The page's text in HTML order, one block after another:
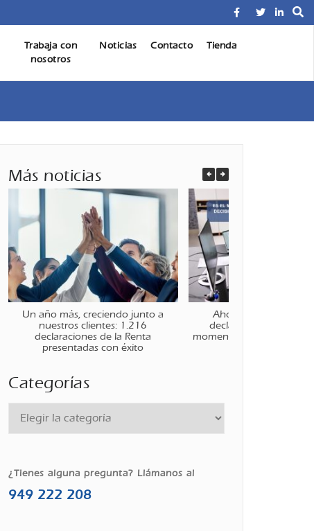
Seguros Inversiones
de Seguros AXA. Planificación Financiera e
Trabaja con
nosotros
Noticias Contacto Tienda
Más noticias
Un año más, creciendo junto a
nuestros clientes: 1.216
declaraciones de la Renta
presentadas con éxito
Ahora que ha
declaración de la
momento de planificar
Categorías
¿Tienes alguna pregunta? Llámanos al
949 222 208